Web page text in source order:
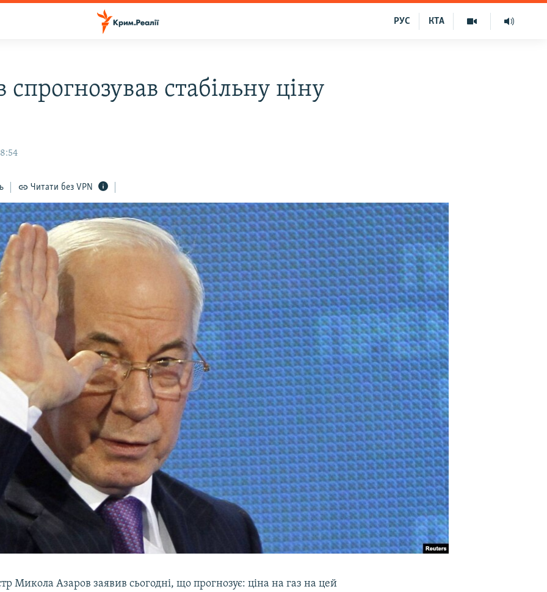
КТА
РУС
спрогнозував стабільну ціну
Читати без VPN
Микола Азаров заявив сьогодні, що прогнозує: ціна на газ на цей